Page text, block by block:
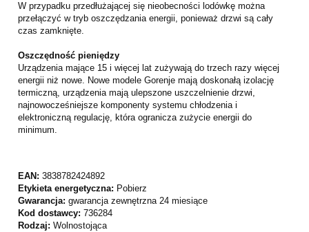
W przypadku przedłużającej się nieobecności lodówkę można
przełączyć w tryb oszczędzania energii, ponieważ drzwi są cały
czas zamknięte.
Oszczędność pieniędzy
Urządzenia mające 15 i więcej lat zużywają do trzech razy więcej
energii niż nowe. Nowe modele Gorenje mają doskonałą izolację
termiczną, urządzenia mają ulepszone uszczelnienie drzwi,
najnowocześniejsze komponenty systemu chłodzenia i
elektroniczną regulację, która ogranicza zużycie energii do
minimum.
EAN: 3838782424892
Etykieta energetyczna: Pobierz
Gwarancja: gwarancja zewnętrzna 24 miesiące
Kod dostawcy: 736284
Rodzaj: Wolnostojąca